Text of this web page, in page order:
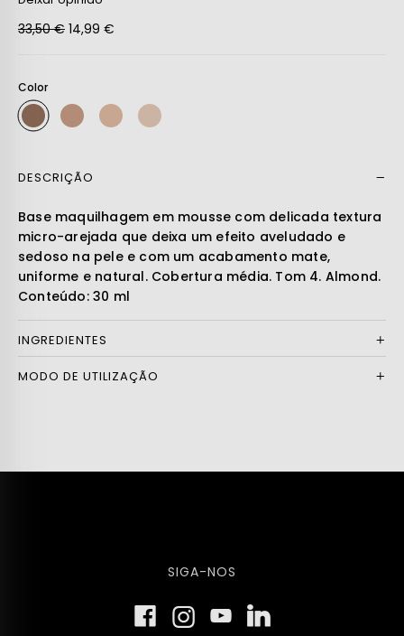
33,50 € 14,99 €
Color
DESCRIÇÃO
Base maquilhagem em mousse com delicada textura
micro-arejada que deixa um efeito aveludado e
sedoso na pele e com um acabamento mate,
uniforme e natural. Cobertura média. Tom 4. Almond.
Conteúdo: 30 ml
INGREDIENTES
MODO DE UTILIZAÇÃO
SIGA-NOS